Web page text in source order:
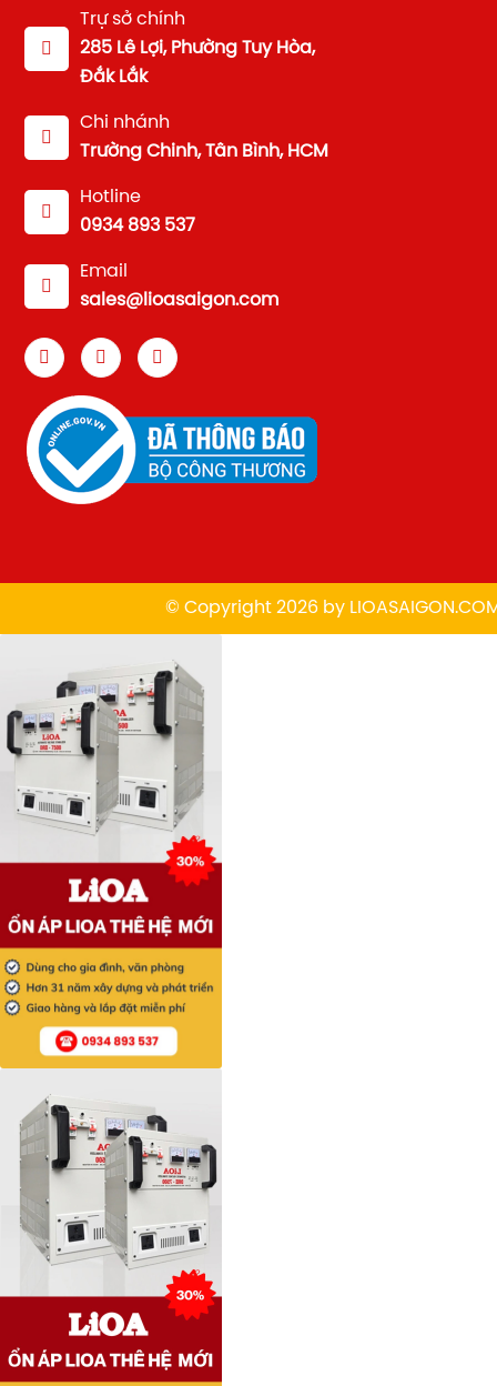
Trự sở chính
285 Lê Lợi, Phường Tuy Hòa,
Đắk Lắk
Chi nhánh
Trường Chinh, Tân Bình, HCM
Hotline
0934 893 537
Email
sales@lioasaigon.com
© Copyright 2026 by L